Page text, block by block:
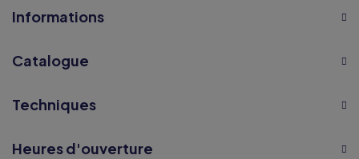
Informations
Catalogue
Techniques
Heures d'ouverture